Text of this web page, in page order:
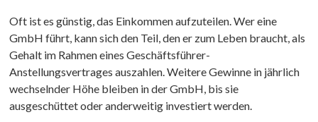
Oft ist es günstig, das Einkommen aufzuteilen. Wer eine
GmbH führt, kann sich den Teil, den er zum Leben braucht, als
Gehalt im Rahmen eines Geschäftsführer-
Anstellungsvertrages auszahlen. Weitere Gewinne in jährlich
wechselnder Höhe bleiben in der GmbH, bis sie
ausgeschüttet oder anderweitig investiert werden.